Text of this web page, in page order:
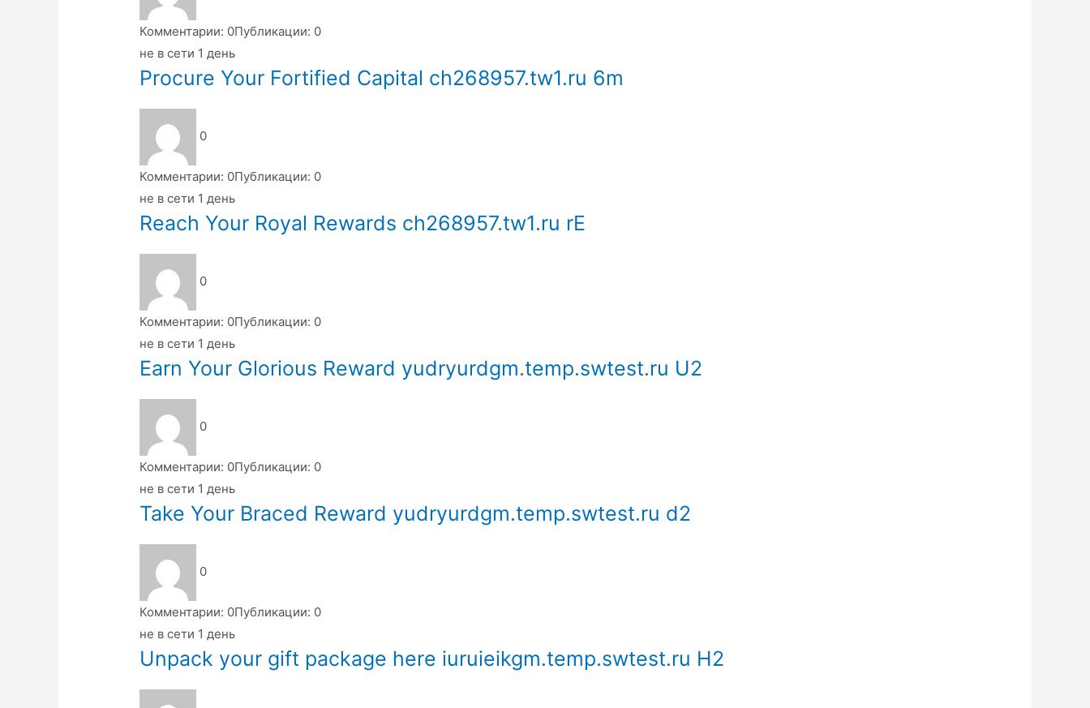
Комментарии: 0Публикации: 0
не в сети 1 день
Procure Your Fortified Capital ch268957.tw1.ru 6m
0
Комментарии: 0Публикации: 0
не в сети 1 день
Reach Your Royal Rewards ch268957.tw1.ru rE
0
Комментарии: 0Публикации: 0
не в сети 1 день
Earn Your Glorious Reward yudryurdgm.temp.swtest.ru U2
0
Комментарии: 0Публикации: 0
не в сети 1 день
Take Your Braced Reward yudryurdgm.temp.swtest.ru d2
0
Комментарии: 0Публикации: 0
не в сети 1 день
Unpack your gift package here iuruieikgm.temp.swtest.ru H2